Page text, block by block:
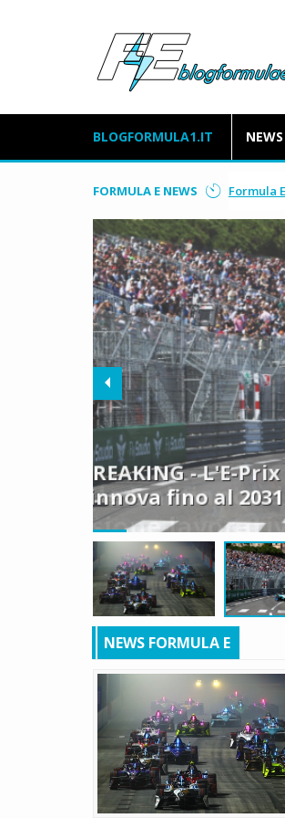
BLOGFORMULA1.IT NEWS
FORMULA E NEWS Formula
BREAKING - L'E-
rinnova fino al
NEWS FORMULA E